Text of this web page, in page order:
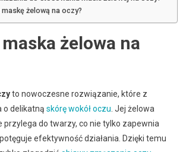
żelową na oczy?
żelowa na
to nowoczesne rozwiązanie, które z
o delikatną skórę wokół oczu . Jej żelowa
przylega do twarzy, co nie tylko zapewnia
efektywność działania. Dzięki temu